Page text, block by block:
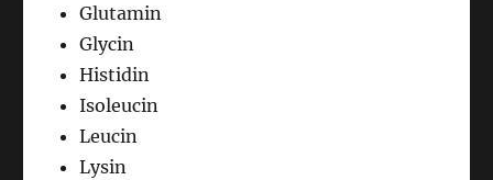
Glutamin
Glycin
Histidin
Isoleucin
Leucin
Lysin